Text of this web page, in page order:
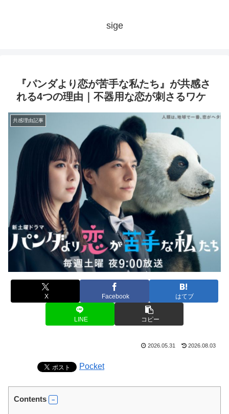
sige
『パンダより恋が苦手な私たち』が共感さ
れる4つの理由｜不器用な恋が刺さるワケ
共感理由記事
X Facebook はてブ
LINE コピー
2026.05.31 2026.08.03
Pocket
Contents